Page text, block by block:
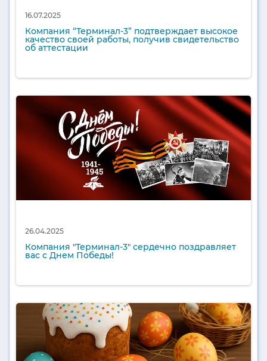
16.07.2025
Компания “Терминал-3” подтверждает высокое
качество своей работы, получив свидетельство
об аттестации
26.04.2025
Компания "Терминал-3" сердечно поздравляет
вас с Днем Победы!